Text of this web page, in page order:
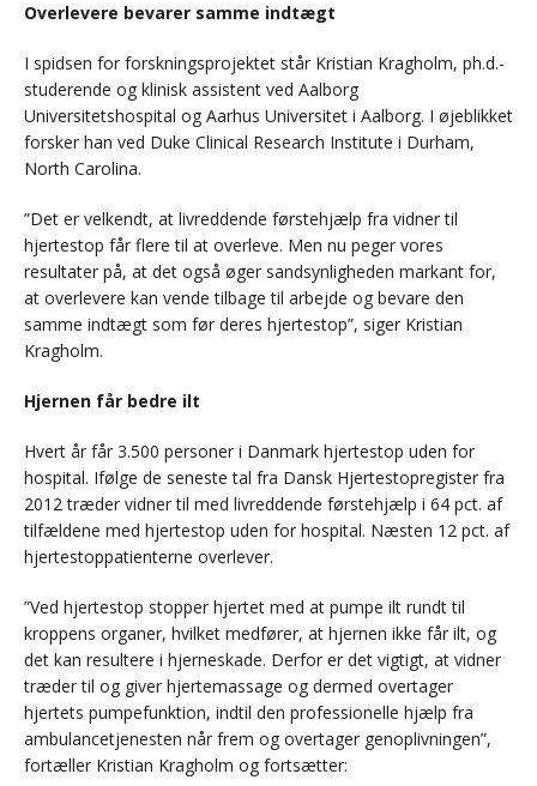
Overlevere bevarer samme indtægt
I spidsen for forskningsprojektet står Kristian Kragholm, ph.d.-
studerende og klinisk assistent ved Aalborg
Universitetshospital og Aarhus Universitet i Aalborg. I øjeblikket
forsker han ved Duke Clinical Research Institute i Durham,
North Carolina.
”Det er velkendt, at livreddende førstehjælp fra vidner til
hjertestop får flere til at overleve. Men nu peger vores
resultater på, at det også øger sandsynligheden markant for,
at overlevere kan vende tilbage til arbejde og bevare den
samme indtægt som før deres hjertestop”, siger Kristian
Kragholm.
Hjernen får bedre ilt
Hvert år får 3.500 personer i Danmark hjertestop uden for
hospital. Ifølge de seneste tal fra Dansk Hjertestopregister fra
2012 træder vidner til med livreddende førstehjælp i 64 pct. af
tilfældene med hjertestop uden for hospital. Næsten 12 pct. af
hjertestoppatienterne overlever.
”Ved hjertestop stopper hjertet med at pumpe ilt rundt til
kroppens organer, hvilket medfører, at hjernen ikke får ilt, og
det kan resultere i hjerneskade. Derfor er det vigtigt, at vidner
træder til og giver hjertemassage og dermed overtager
hjertets pumpefunktion, indtil den professionelle hjælp fra
ambulancetjenesten når frem og overtager genoplivningen”,
fortæller Kristian Kragholm og fortsætter: